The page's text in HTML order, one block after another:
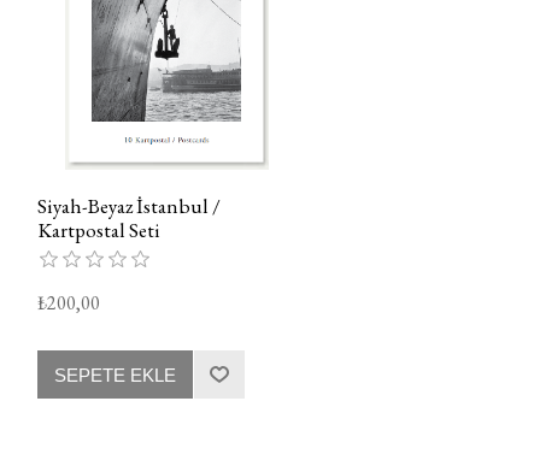
Siyah-Beyaz İstanbul /
Kartpostal Seti
₺200,00
SEPETE EKLE